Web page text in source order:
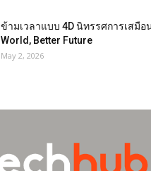
ข้ามเวลาแบบ 4D นิทรรศการเสมือ
World, Better Future
May 2, 2026